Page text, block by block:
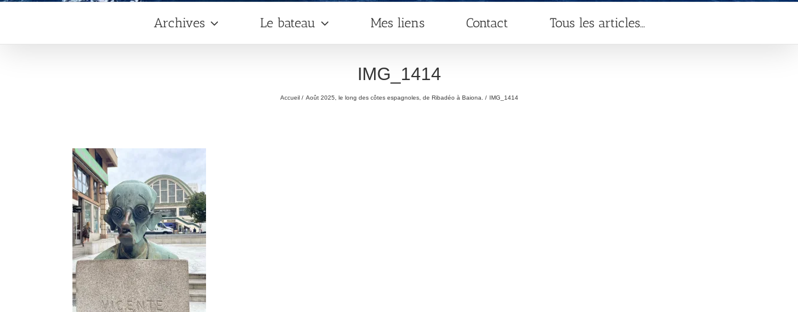
Archives Le bateau Mes liens Contact Tous les articles…
IMG_1414
Accueil Août 2025, le long des côtes espagnoles, de Ribadéo à Baiona. IMG_1414